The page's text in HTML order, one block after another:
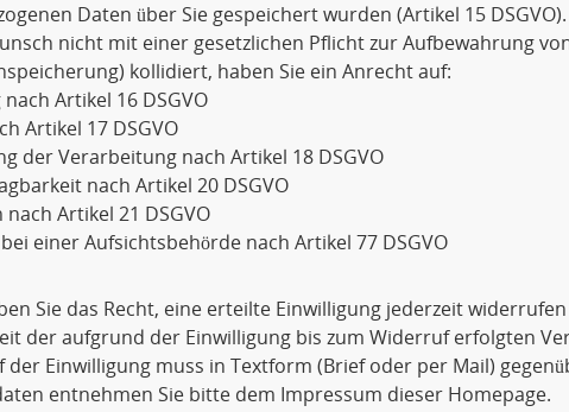
Daten über Sie gespeichert wurden (Artikel 15 DSGVO).
nicht mit einer gesetzlichen Pflicht zur Aufbewahrung
kollidiert, haben Sie ein Anrecht auf:
Artikel 16 DSGVO
Artikel 17 DSGVO
der Verarbeitung nach Artikel 18 DSGVO
nach Artikel 20 DSGVO
Artikel 21 DSGVO
einer Aufsichtsbehörde nach Artikel 77 DSGVO
Sie das Recht, eine erteilte Einwilligung jederzeit
der aufgrund der Einwilligung bis zum Widerruf erfolgten
der Einwilligung muss in Textform (Brief oder per Mail)
entnehmen Sie bitte dem Impressum dieser Homepage.